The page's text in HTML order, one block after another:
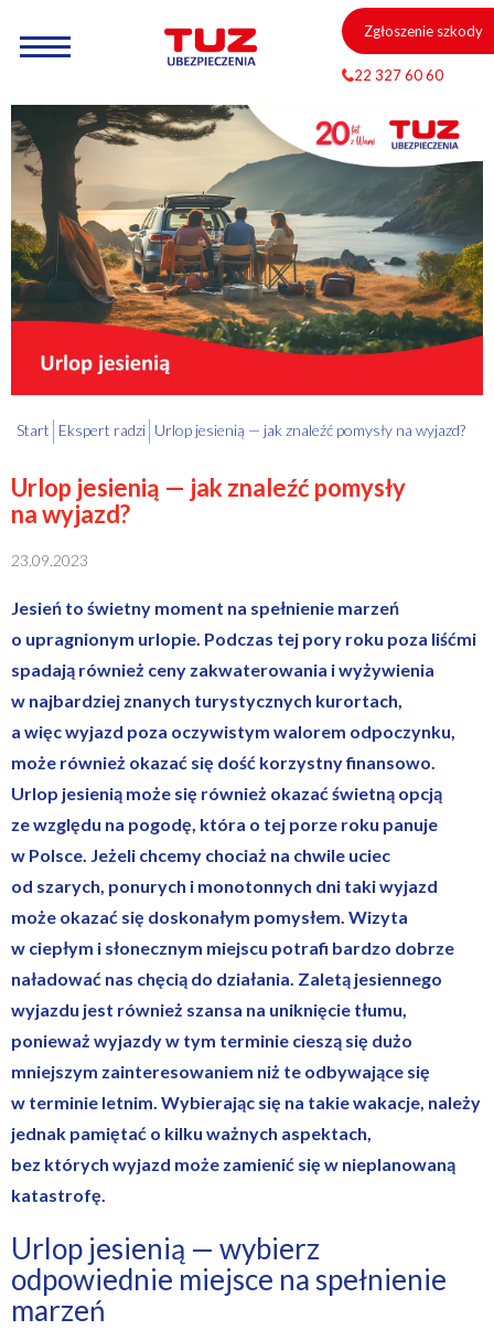
Zgłoszenie szkody
22 327 60 60
Start Ekspert radzi Urlop jesienią — jak znaleźć pomysły na wyjazd?
Urlop jesienią — jak znaleźć pomysły
na wyjazd?
23.09.2023
Jesień to świetny moment na spełnienie marzeń
o upragnionym urlopie. Podczas tej pory roku poza liśćmi
spadają również ceny zakwaterowania i wyżywienia
w najbardziej znanych turystycznych kurortach,
a więc wyjazd poza oczywistym walorem odpoczynku,
może również okazać się dość korzystny finansowo.
Urlop jesienią może się również okazać świetną opcją
ze względu na pogodę, która o tej porze roku panuje
w Polsce. Jeżeli chcemy chociaż na chwile uciec
od szarych, ponurych i monotonnych dni taki wyjazd
może okazać się doskonałym pomysłem. Wizyta
w ciepłym i słonecznym miejscu potrafi bardzo dobrze
naładować nas chęcią do działania. Zaletą jesiennego
wyjazdu jest również szansa na uniknięcie tłumu,
ponieważ wyjazdy w tym terminie cieszą się dużo
mniejszym zainteresowaniem niż te odbywające się
w terminie letnim. Wybierając się na takie wakacje, należy
jednak pamiętać o kilku ważnych aspektach,
bez których wyjazd może zamienić się w nieplanowaną
katastrofę.
Urlop jesienią — wybierz
odpowiednie miejsce na spełnienie
marzeń